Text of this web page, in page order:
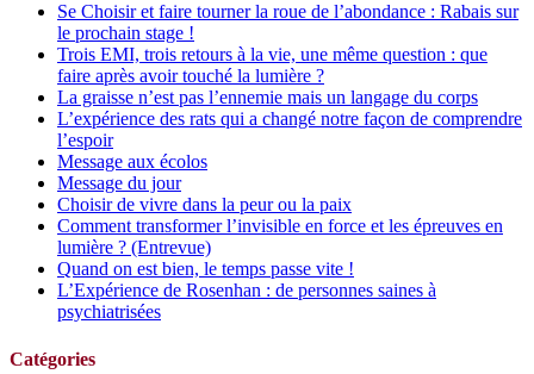
Se Choisir et faire tourner la roue de l’abondance : Rabais sur
le prochain stage !
Trois EMI, trois retours à la vie, une même question : que
faire après avoir touché la lumière ?
La graisse n’est pas l’ennemie mais un langage du corps
L’expérience des rats qui a changé notre façon de comprendre
l’espoir
Message aux écolos
Message du jour
Choisir de vivre dans la peur ou la paix
Comment transformer l’invisible en force et les épreuves en
lumière ? (Entrevue)
Quand on est bien, le temps passe vite !
L’Expérience de Rosenhan : de personnes saines à
psychiatrisées
Catégories